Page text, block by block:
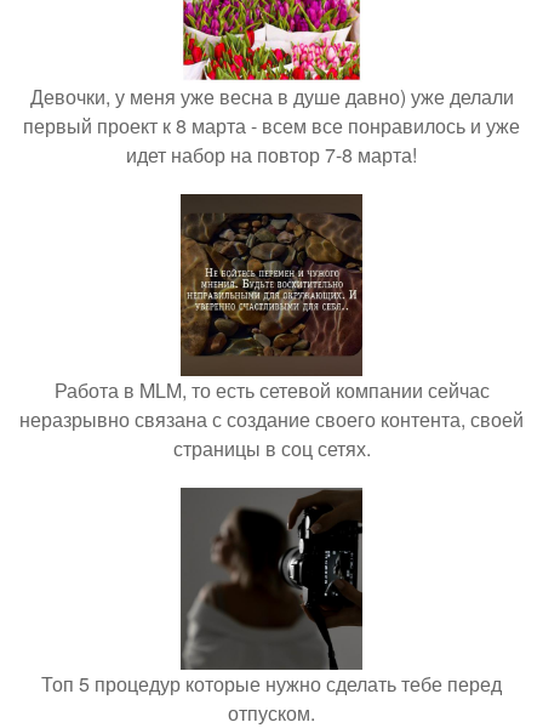
Девочки, у меня уже весна в душе давно) уже делали
первый проект к 8 марта - всем все понравилось и уже
идет набор на повтор 7-8 марта!
Работа в MLM, то есть сетевой компании сейчас
неразрывно связана с создание своего контента, своей
страницы в соц сетях.
Топ 5 процедур которые нужно сделать тебе перед
отпуском.